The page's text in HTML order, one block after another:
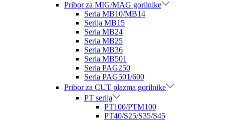
Pribor za MIG/MAG gorilnike
Seria MB10/MB14
Serija MB15
Seria MB24
Seria MB25
Seria MB36
Seria MB501
Seria PAG250
Seria PAG501/600
Pribor za CUT plazma gorilnike
PT serija
PT100/PTM100
PT40/S25/S35/S45